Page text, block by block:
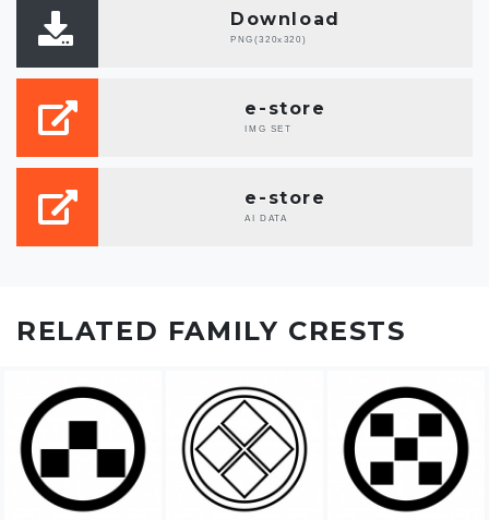
Download
PNG(320x320)
e-store
IMG SET
e-store
AI DATA
RELATED FAMILY CRESTS